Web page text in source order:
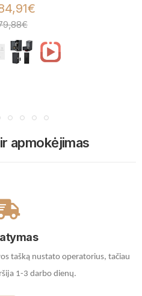
apmokėjimas
tašką nustato operatorius, tačiau
1-3 darbo dienų.